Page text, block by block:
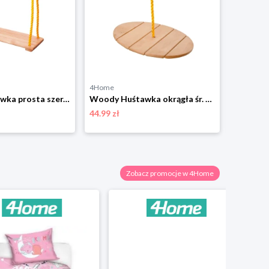
Woody Huśtawka prosta szer. 39,5 cm, do 30 kg
4Home
Woody Huśtawka okrągła śr. 34 cm, do 30 kg
44.99 zł
Zobacz promocje w 4Home